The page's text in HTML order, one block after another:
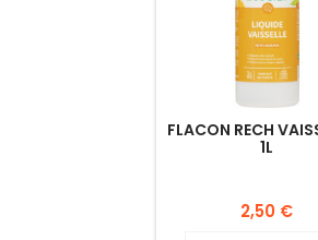
FLACON RECH
1L
2,50 €